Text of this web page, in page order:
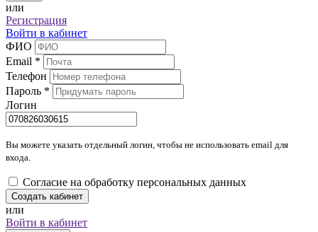
или
Регистрация
Войти в кабинет
ФИО
Email *
Телефон
Пароль *
Логин
Вы можете указать отдельный логин, чтобы не использовать email для
входа.
Согласие на обработку персональных данных
Создать кабинет
или
Войти в кабинет